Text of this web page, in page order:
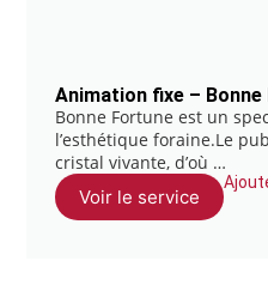
Animation fixe –
Bonne Fortune est un
l’esthétique foraine.Le
cristal vivante, d’où …
Voir le service